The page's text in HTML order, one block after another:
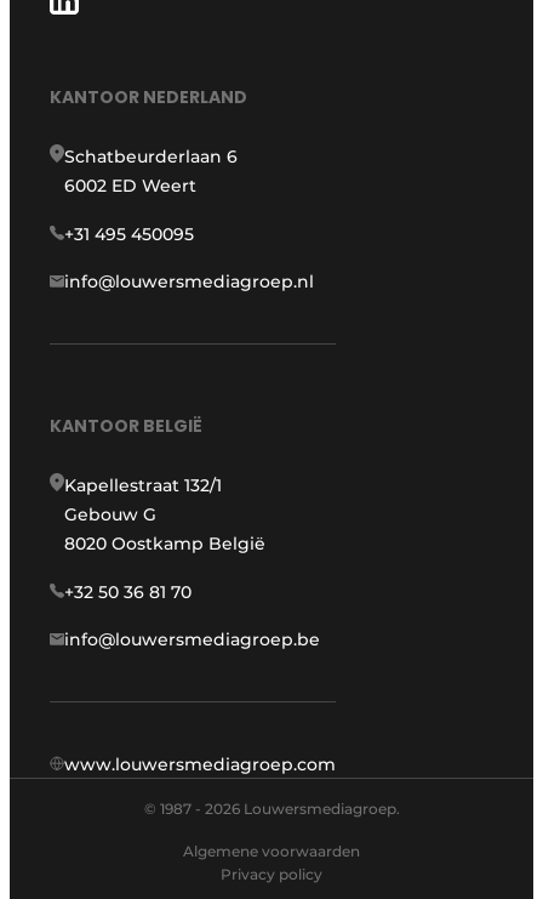
KANTOOR NEDERLAND
Schatbeurderlaan 6
6002 ED Weert
+31 495 450095
info@louwersmediagroep.nl
KANTOOR BELGIË
Kapellestraat 132/1
Gebouw G
8020 Oostkamp België
+32 50 36 81 70
info@louwersmediagroep.be
www.louwersmediagroep.com
© 1987 - 2026 Louwersmediagroep.
Algemene voorwaarden
Privacy policy